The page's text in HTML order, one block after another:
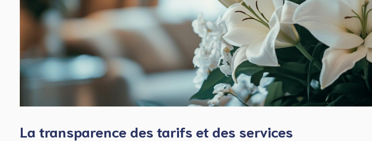
La transparence des tarifs et des services